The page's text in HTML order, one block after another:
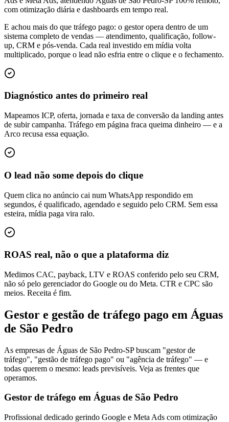
com otimização diária e dashboards em tempo real.
E achou mais do que tráfego pago: o gestor opera dentro de um
sistema completo de vendas — atendimento, qualificação, follow-
up, CRM e pós-venda. Cada real investido em mídia volta
multiplicado, porque o lead não esfria entre o clique e o fechamento.
Diagnóstico antes do primeiro real
Mapeamos ICP, oferta, jornada e taxa de conversão da landing antes
de subir campanha. Tráfego em página fraca queima dinheiro — e a
Arco recusa essa equação.
O lead não some depois do clique
Quem clica no anúncio cai num WhatsApp respondido em
segundos, é qualificado, agendado e seguido pelo CRM. Sem essa
esteira, mídia paga vira ralo.
ROAS real, não o que a plataforma diz
Medimos CAC, payback, LTV e ROAS conferido pelo seu CRM,
não só pelo gerenciador do Google ou do Meta. CTR e CPC são
meios. Receita é fim.
Gestor e gestão de tráfego pago em Águas
de São Pedro
As empresas de Águas de São Pedro-SP buscam "gestor de
tráfego", "gestão de tráfego pago" ou "agência de tráfego" — e
todas querem o mesmo: leads previsíveis. Veja as frentes que
operamos.
Gestor de tráfego em Águas de São Pedro
Profissional dedicado gerindo Google e Meta Ads com otimização